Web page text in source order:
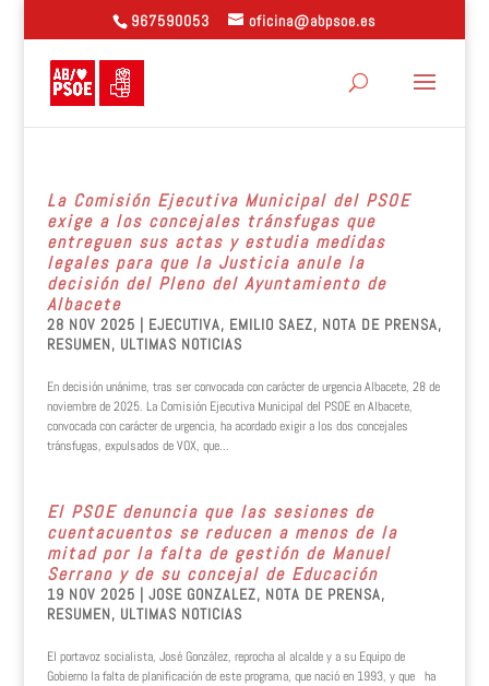
967590053 oficina@abpsoe.es
La Comisión Ejecutiva Municipal del PSOE
exige a los concejales tránsfugas que
entreguen sus actas y estudia medidas
legales para que la Justicia anule la
decisión del Pleno del Ayuntamiento de
Albacete
28 NOV 2025 | EJECUTIVA, EMILIO SAEZ, NOTA DE PRENSA,
RESUMEN, ULTIMAS NOTICIAS
En decisión unánime, tras ser convocada con carácter de urgencia Albacete, 28 de
noviembre de 2025. La Comisión Ejecutiva Municipal del PSOE en Albacete,
convocada con carácter de urgencia, ha acordado exigir a los dos concejales
tránsfugas, expulsados de VOX, que...
El PSOE denuncia que las sesiones de
cuentacuentos se reducen a menos de la
mitad por la falta de gestión de Manuel
Serrano y de su concejal de Educación
19 NOV 2025 | JOSE GONZALEZ, NOTA DE PRENSA,
RESUMEN, ULTIMAS NOTICIAS
El portavoz socialista, José González, reprocha al alcalde y a su Equipo de
Gobierno la falta de planificación de este programa, que nació en 1993, y que ha